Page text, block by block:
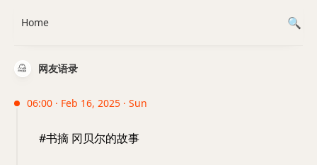
网友语录
06:00 · Feb 16, 2025 · Sun
#书摘 冈贝尔的故事
Home